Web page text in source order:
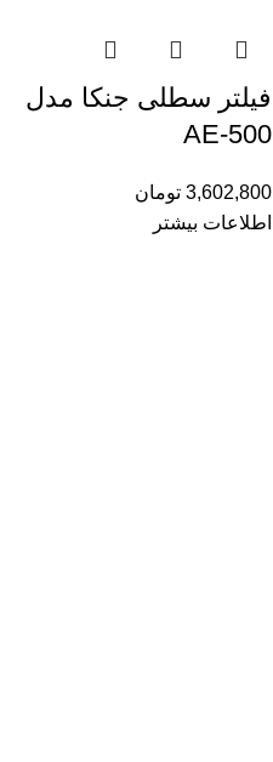
فیلتر سطلی جنکا مدل
AE-500
3,602,800 تومان
اطلاعات بیشتر